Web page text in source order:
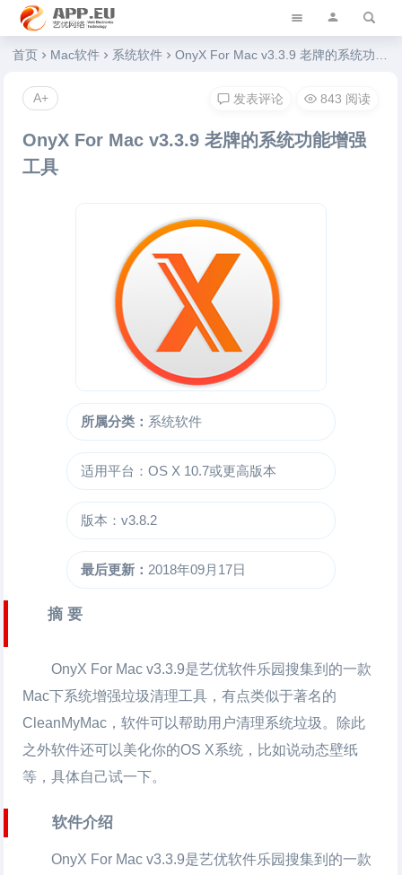
艺优软件乐园
首页 Mac软件 系统软件 OnyX For Mac v3.3.9 老牌的系统功能增强工具
OnyX For Mac v3.3.9 老牌的系统功能增强
工具
所属分类： 系统软件
适用平台：OS X 10.7或更高版本
版本：v3.8.2
最后更新： 2018年09月17日
摘 要
OnyX For Mac v3.3.9是艺优软件乐园搜集到的一款
Mac下系统增强垃圾清理工具，有点类似于著名的
CleanMyMac，软件可以帮助用户清理系统垃圾。除此
之外软件还可以美化你的OS X系统，比如说动态壁纸
等，具体自己试一下。
软件介绍
OnyX For Mac v3.3.9是艺优软件乐园搜集到的一款
发表评论 843 阅读
A+